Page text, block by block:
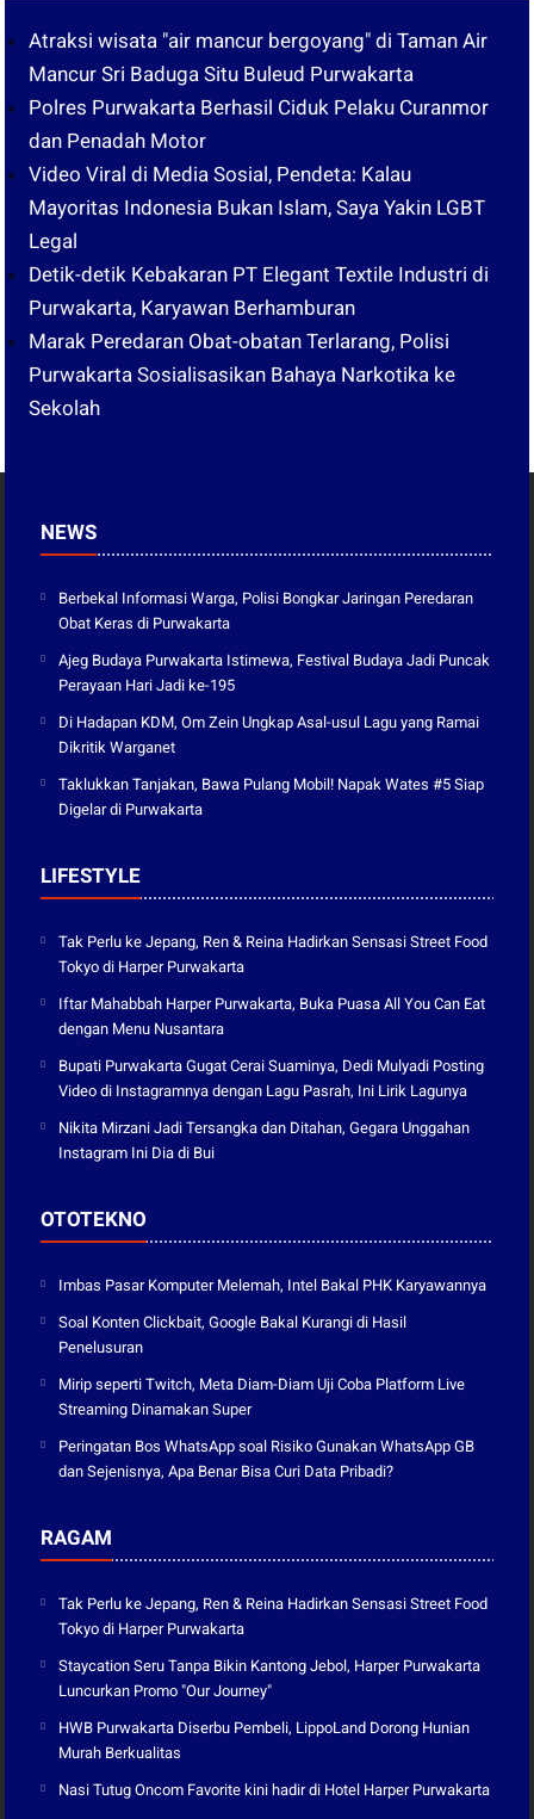
Atraksi wisata "air mancur bergoyang" di Taman Air
Mancur Sri Baduga Situ Buleud Purwakarta
Polres Purwakarta Berhasil Ciduk Pelaku Curanmor
dan Penadah Motor
Video Viral di Media Sosial, Pendeta: Kalau
Mayoritas Indonesia Bukan Islam, Saya Yakin LGBT
Legal
Detik-detik Kebakaran PT Elegant Textile Industri di
Purwakarta, Karyawan Berhamburan
Marak Peredaran Obat-obatan Terlarang, Polisi
Purwakarta Sosialisasikan Bahaya Narkotika ke
Sekolah
NEWS
Berbekal Informasi Warga, Polisi Bongkar Jaringan Peredaran
Obat Keras di Purwakarta
Ajeg Budaya Purwakarta Istimewa, Festival Budaya Jadi Puncak
Perayaan Hari Jadi ke-195
Di Hadapan KDM, Om Zein Ungkap Asal-usul Lagu yang Ramai
Dikritik Warganet
Taklukkan Tanjakan, Bawa Pulang Mobil! Napak Wates #5 Siap
Digelar di Purwakarta
LIFESTYLE
Tak Perlu ke Jepang, Ren & Reina Hadirkan Sensasi Street Food
Tokyo di Harper Purwakarta
Iftar Mahabbah Harper Purwakarta, Buka Puasa All You Can Eat
dengan Menu Nusantara
Bupati Purwakarta Gugat Cerai Suaminya, Dedi Mulyadi Posting
Video di Instagramnya dengan Lagu Pasrah, Ini Lirik Lagunya
Nikita Mirzani Jadi Tersangka dan Ditahan, Gegara Unggahan
Instagram Ini Dia di Bui
OTOTEKNO
Imbas Pasar Komputer Melemah, Intel Bakal PHK Karyawannya
Soal Konten Clickbait, Google Bakal Kurangi di Hasil
Penelusuran
Mirip seperti Twitch, Meta Diam-Diam Uji Coba Platform Live
Streaming Dinamakan Super
Peringatan Bos WhatsApp soal Risiko Gunakan WhatsApp GB
dan Sejenisnya, Apa Benar Bisa Curi Data Pribadi?
RAGAM
Tak Perlu ke Jepang, Ren & Reina Hadirkan Sensasi Street Food
Tokyo di Harper Purwakarta
Staycation Seru Tanpa Bikin Kantong Jebol, Harper Purwakarta
Luncurkan Promo "Our Journey"
HWB Purwakarta Diserbu Pembeli, LippoLand Dorong Hunian
Murah Berkualitas
Nasi Tutug Oncom Favorite kini hadir di Hotel Harper Purwakarta